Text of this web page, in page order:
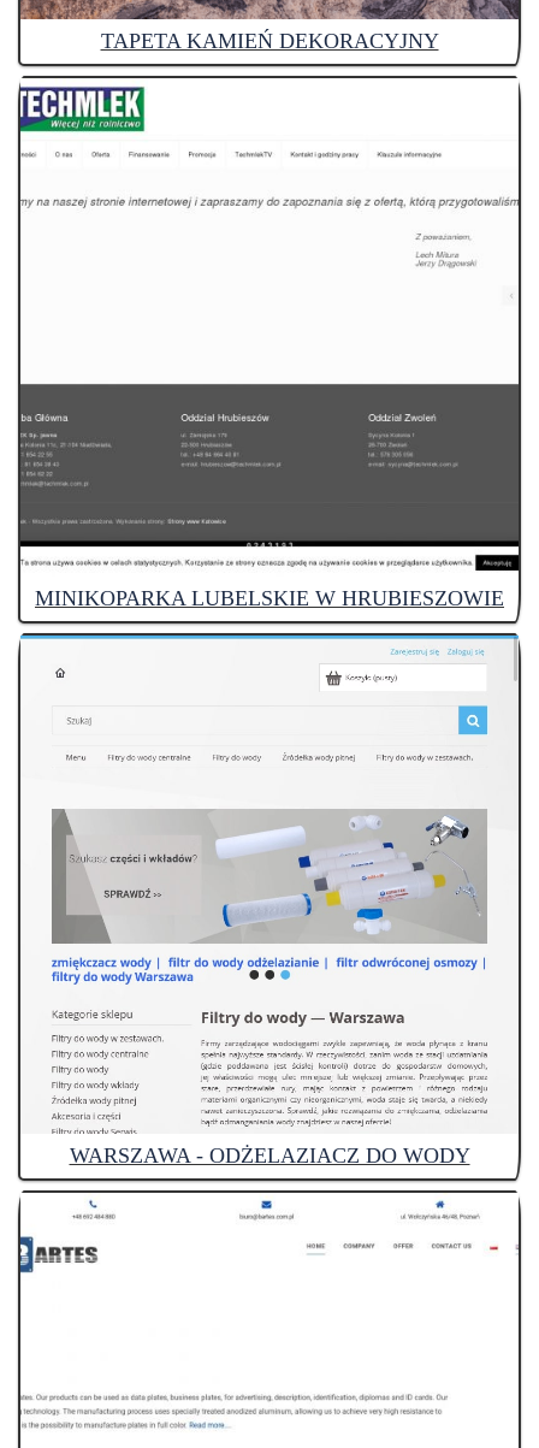
TAPETA KAMIEŃ DEKORACYJNY
MINIKOPARKA LUBELSKIE W HRUBIESZOWIE
WARSZAWA - ODŻELAZIACZ DO WODY